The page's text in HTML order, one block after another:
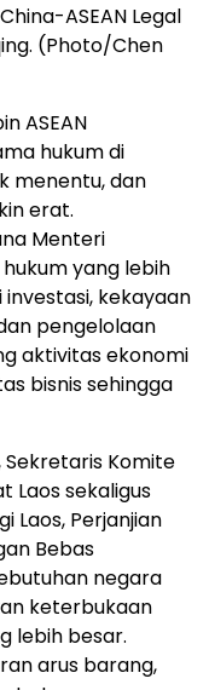
ASEAN Legal
(Photo/Chen
ASEAN
hukum di
menentu, dan
erat.
Menteri
yang lebih
kekayaan
pengelolaan
aktivitas ekonomi
bisnis sehingga
Komite
Laos sekaligus
Laos, Perjanjian
Bebas
negara
keterbukaan
lebih besar.
arus barang,